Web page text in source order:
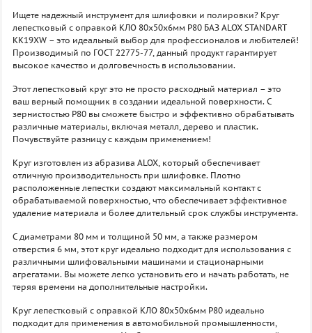
Ищете надежный инструмент для шлифовки и полировки? Круг
лепестковый с оправкой КЛО 80х50х6мм P80 БАЗ ALOX STANDART
KK19XW – это идеальный выбор для профессионалов и любителей!
Производимый по ГОСТ 22775-77, данный продукт гарантирует
высокое качество и долговечность в использовании.
Этот лепестковый круг это не просто расходный материал – это
ваш верный помощник в создании идеальной поверхности. С
зернистостью P80 вы сможете быстро и эффективно обрабатывать
различные материалы, включая металл, дерево и пластик.
Почувствуйте разницу с каждым применением!
Круг изготовлен из абразива ALOX, который обеспечивает
отличную производительность при шлифовке. Плотно
расположенные лепестки создают максимальный контакт с
обрабатываемой поверхностью, что обеспечивает эффективное
удаление материала и более длительный срок службы инструмента.
С диаметрами 80 мм и толщиной 50 мм, а также размером
отверстия 6 мм, этот круг идеально подходит для использования с
различными шлифовальными машинами и стационарными
агрегатами. Вы можете легко установить его и начать работать, не
теряя времени на дополнительные настройки.
Круг лепестковый с оправкой КЛО 80х50х6мм P80 идеально
подходит для применения в автомобильной промышленности,